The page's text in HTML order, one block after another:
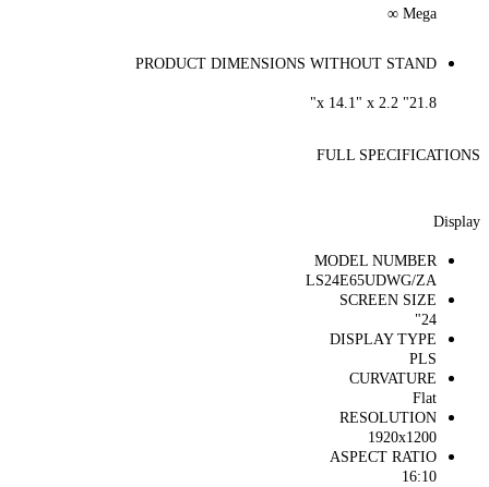
Mega ∞
PRODUCT DIMENSIONS WITHOUT STAND
21.8" x 14.1" x 2.2"
FULL SPECIFICATIONS
Display
MODEL NUMBER
LS24E65UDWG/ZA
SCREEN SIZE
24"
DISPLAY TYPE
PLS
CURVATURE
Flat
RESOLUTION
1920x1200
ASPECT RATIO
16:10